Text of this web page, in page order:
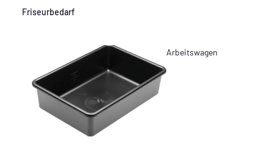
Friseurbedarf
Arbeitswagen